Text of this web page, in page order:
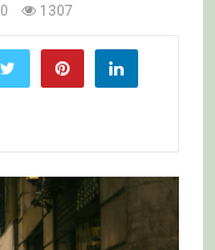
0 1307